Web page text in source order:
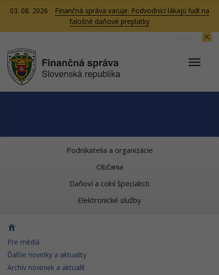
03. 08. 2026
Finančná správa varuje: Podvodníci lákajú ľudí na
falošné daňové preplatky
Server BB05
Podnikatelia a organizácie
Občania
Daňoví a colní špecialisti
Elektronické služby
Pre médiá
Ďalšie novinky a aktuality
Archív noviniek a aktualít